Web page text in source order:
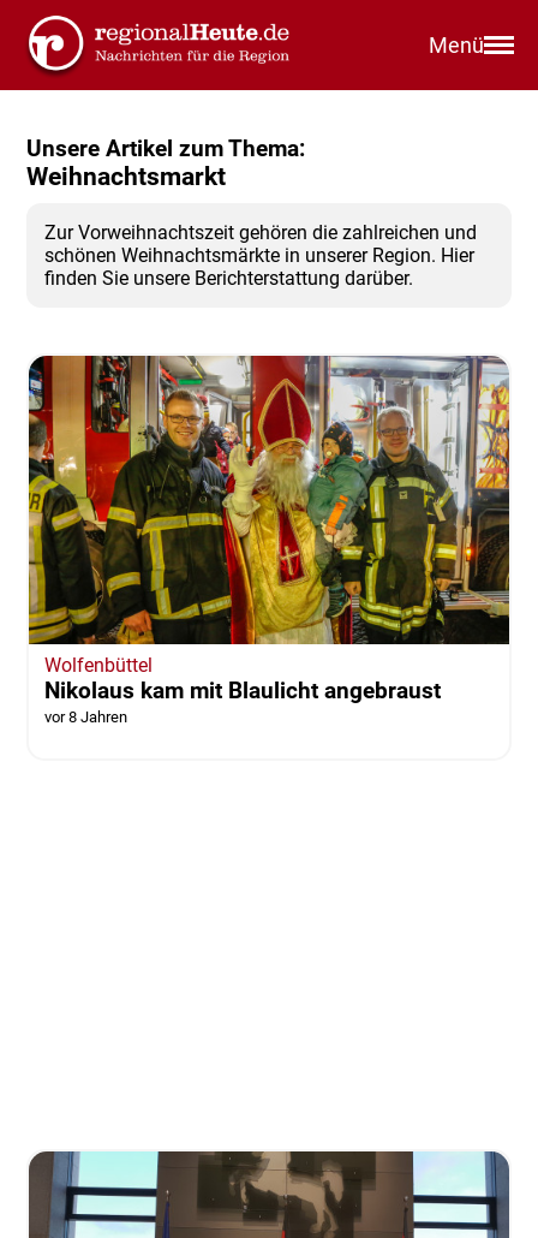
Menü
Unsere Artikel zum Thema:
Weihnachtsmarkt
Zur Vorweihnachtszeit gehören die zahlreichen und
schönen Weihnachtsmärkte in unserer Region. Hier
finden Sie unsere Berichterstattung darüber.
Wolfenbüttel
Nikolaus kam mit Blaulicht angebraust
vor 8 Jahren